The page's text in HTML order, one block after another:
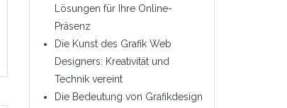
Lösungen für Ihre Online-
Präsenz
Die Kunst des Grafik Web
Designers: Kreativität und
Technik vereint
Die Bedeutung von Grafikdesign